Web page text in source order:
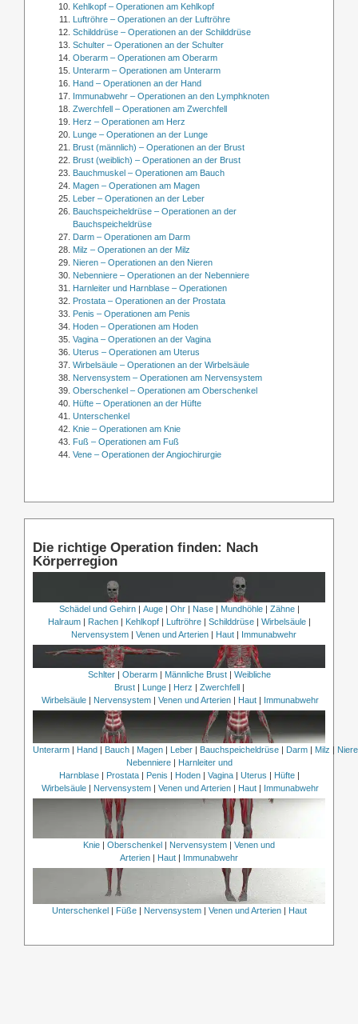
Kehlkopf – Operationen am Kehlkopf
Luftröhre – Operationen an der Luftröhre
Schilddrüse – Operationen an der Schilddrüse
Schulter – Operationen an der Schulter
Oberarm – Operationen am Oberarm
Unterarm – Operationen am Unterarm
Hand – Operationen an der Hand
Immunabwehr – Operationen an den Lymphknoten
Zwerchfell – Operationen am Zwerchfell
Herz – Operationen am Herz
Lunge – Operationen an der Lunge
Brust (männlich) – Operationen an der Brust
Brust (weiblich) – Operationen an der Brust
Bauchmuskel – Operationen am Bauch
Magen – Operationen am Magen
Leber – Operationen an der Leber
Bauchspeicheldrüse – Operationen an der
Bauchspeicheldrüse
Darm – Operationen am Darm
Milz – Operationen an der Milz
Nieren – Operationen an den Nieren
Nebenniere – Operationen an der Nebenniere
Harnleiter und Harnblase – Operationen
Prostata – Operationen an der Prostata
Penis – Operationen am Penis
Hoden – Operationen am Hoden
Vagina – Operationen an der Vagina
Uterus – Operationen am Uterus
Wirbelsäule – Operationen an der Wirbelsäule
Nervensystem – Operationen am Nervensystem
Oberschenkel – Operationen am Oberschenkel
Hüfte – Operationen an der Hüfte
Unterschenkel
Knie – Operationen am Knie
Fuß – Operationen am Fuß
Vene – Operationen der Angiochirurgie
Die richtige Operation finden: Nach
Körperregion
Schädel und Gehirn| Auge| Ohr| Nase| Mundhöhle| Zähne|
Halraum| Rachen| Kehlkopf| Luftröhre| Schilddrüse| Wirbelsäule|
Nervensystem | Venen und Arterien | Haut | Immunabwehr
Schlter| Oberarm| Männliche Brust| Weibliche
Brust| Lunge| Herz | Zwerchfell|
Wirbelsäule | Nervensystem | Venen und Arterien | Haut | Immunabwehr
Unterarm| Hand| Bauch| Magen| Leber| Bauchspeicheldrüse| Darm| Milz |
Nebenniere| Harnleiter und
Harnblase| Prostata| Penis | Hoden| Vagina| Uterus | Hüfte|
Wirbelsäule | Nervensystem | Venen und Arterien | Haut | Immunabwehr
Knie Oberschenkel Nervensystem
Venen und
Arterien
Haut Immunabwehr
Unterschenkel Füße| Nervensystem| Venen und Arterien| Haut